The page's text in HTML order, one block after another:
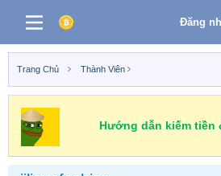
Đăng
Trang Chủ Thành Viên
Hướng dẫn kiếm tiền